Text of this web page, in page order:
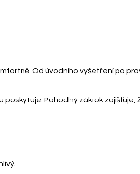
Od úvodního vyšetření po
poskytuje. Pohodlný zákrok zajišťuje,